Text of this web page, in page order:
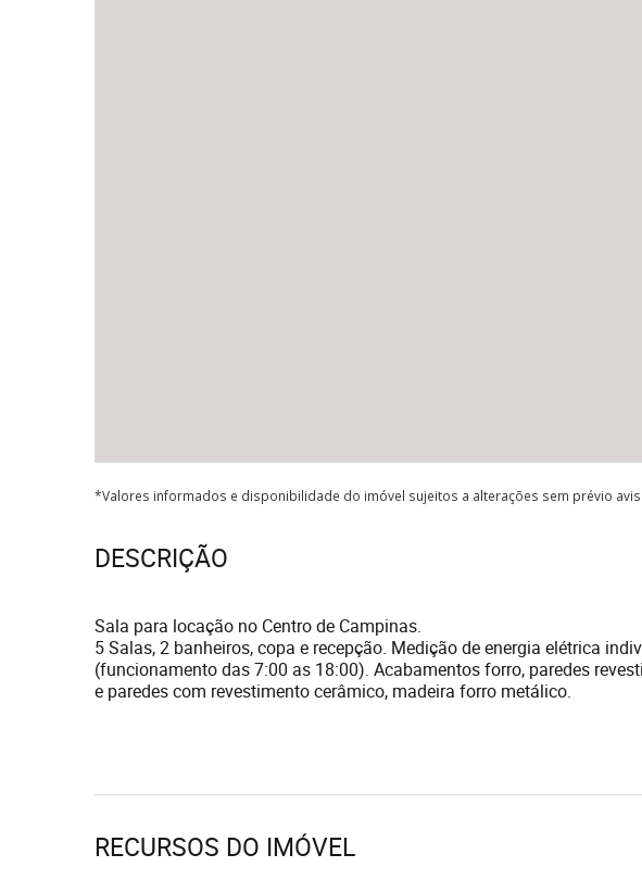
*Valores informados e disponibilidade do imóvel sujeitos a alterações sem prévio
DESCRIÇÃO
Sala para locação no Centro de Campinas.
5 Salas, 2 banheiros, copa e recepção. Medição de energia elétrica
(funcionamento das 7:00 as 18:00). Acabamentos forro, paredes
e paredes com revestimento cerâmico, madeira forro metálico.
RECURSOS DO IMÓVEL